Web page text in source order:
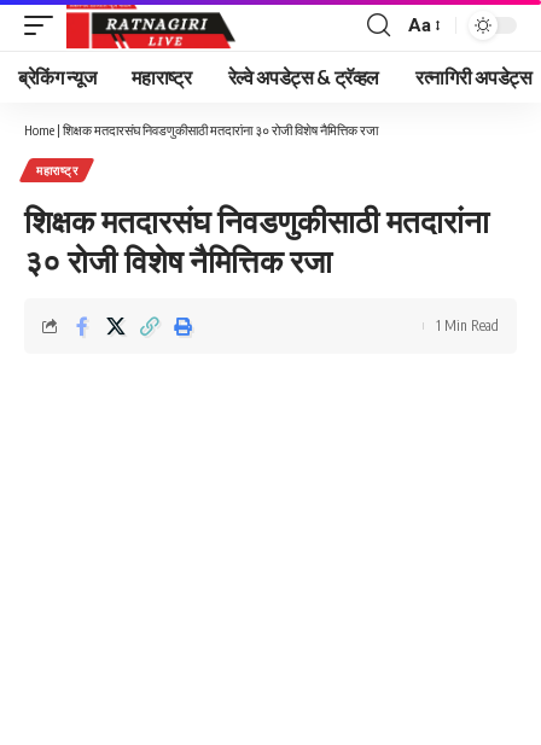
Font
Resizer
Aa
ब्रेकिंग न्यूज महाराष्ट्र रेल्वे अपडेट्स & ट्रॅव्हल रत्नागिरी अपडेट्स
Home | शिक्षक मतदारसंघ निवडणुकीसाठी मतदारांना ३० रोजी विशेष नैमित्तिक रजा
महाराष्ट्र
शिक्षक मतदारसंघ निवडणुकीसाठी मतदारांना
३० रोजी विशेष नैमित्तिक रजा
1 Min Read